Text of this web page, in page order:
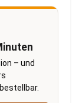
– und